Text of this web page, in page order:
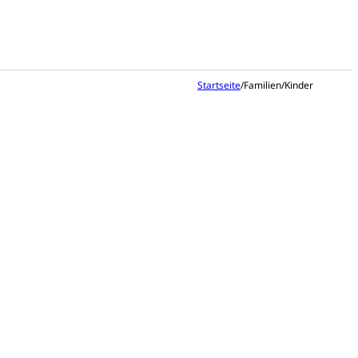
Startseite/Familien/Kinder